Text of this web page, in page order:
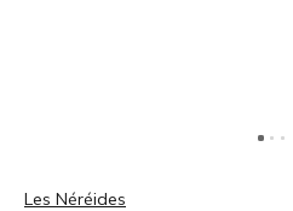
Les Néréides